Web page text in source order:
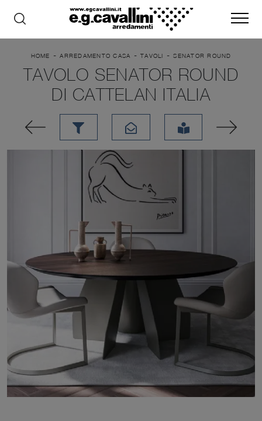
HOME -ARREDAMENTO CASA - TAVOLI -SENATOR ROUND
TAVOLO SENATOR ROUND
DI CATTELAN ITALIA